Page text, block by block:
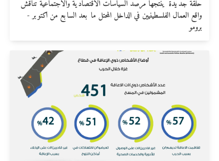
حلقة جديدة ينتجها مرصد السياسات الاقتصادية والاجتماعية تناقش
واقع العمال الفلسطينيين في الداخل المحتل ما بعد السابع من اكتوبر -
برومو